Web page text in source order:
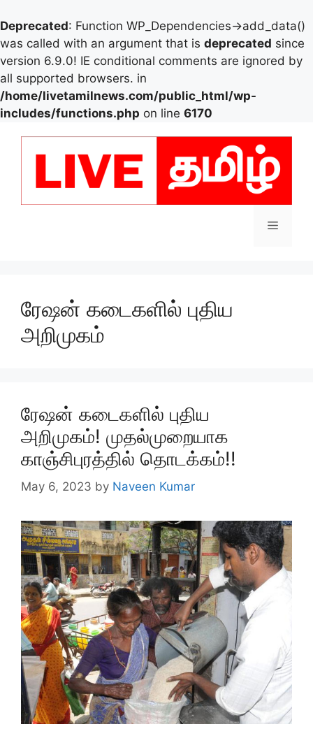
Deprecated: Function WP_Dependencies->add_data()
was called with an argument that is deprecated since
version 6.9.0! IE conditional comments are ignored by
all supported browsers. in
/home/livetamilnews.com/public_html/wp-
includes/functions.php on line 6170
Menu
ரேஷன் கடைகளில் புதிய
அறிமுகம்
ரேஷன் கடைகளில் புதிய
அறிமுகம்! முதல்முறையாக
காஞ்சிபுரத்தில் தொடக்கம்!!
May 6, 2023 by Naveen Kumar